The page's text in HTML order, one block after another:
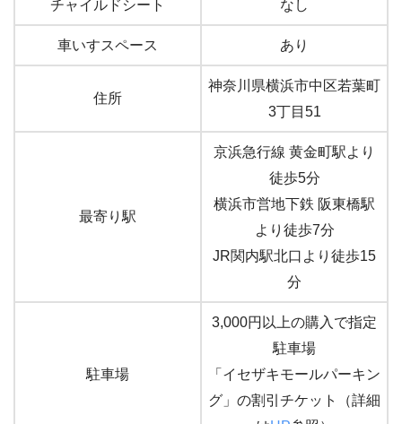
チャイルドシート なし
車いすスペース あり
住所
神奈川県横浜市中区若葉町
3丁目51
最寄り駅
京浜急行線 黄金町駅より
徒歩5分
横浜市営地下鉄 阪東橋駅
より徒歩7分
JR関内駅北口より徒歩15
分
駐車場
3,000円以上の購入で指定
駐車場
「イセザキモールパーキン
グ」の割引チケット（詳細